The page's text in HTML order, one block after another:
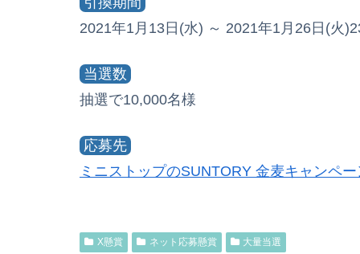
2021年1月13日(水) ～ 2021年1月26日(火
当選数
抽選で10,000名様
応募先
ミニストップのSUNTORY 金麦キャンペー
X懸賞 ネット応募懸賞 大量当選